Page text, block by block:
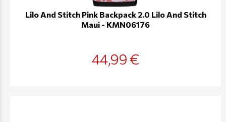
Lilo And Stitch Pink Backpack 2.0 Lilo And Stitch
Maui - KMN06176
44,99 €